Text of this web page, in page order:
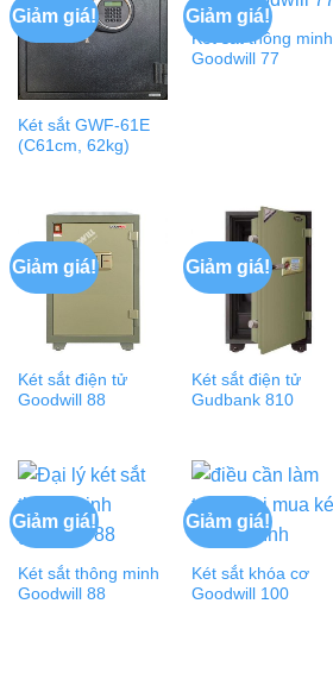
Giảm giá!
Két sắt GWF-61E
(C61cm, 62kg)
Giảm giá!
Két sắt thông minh
Goodwill 77
Giảm giá!
Két sắt điện tử
Goodwill 88
Giảm giá!
Két sắt điện tử
Gudbank 810
Giảm giá!
Két sắt thông minh
Goodwill 88
Giảm giá!
Két sắt khóa cơ
Goodwill 100